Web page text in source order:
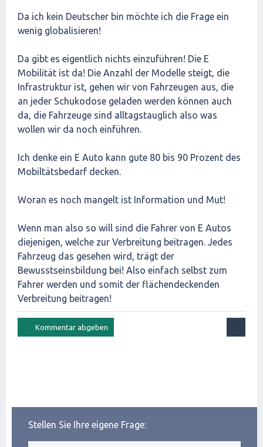
Da ich kein Deutscher bin möchte ich die Frage ein
wenig globalisieren!
Da gibt es eigentlich nichts einzuführen! Die E
Mobilität ist da! Die Anzahl der Modelle steigt, die
Infrastruktur ist, gehen wir von Fahrzeugen aus, die
an jeder Schukodose geladen werden können auch
da, die Fahrzeuge sind alltagstauglich also was
wollen wir da noch einführen.
Ich denke ein E Auto kann gute 80 bis 90 Prozent des
Mobiltätsbedarf decken.
Woran es noch mangelt ist Information und Mut!
Wenn man also so will sind die Fahrer von E Autos
diejenigen, welche zur Verbreitung beitragen. Jedes
Fahrzeug das gesehen wird, trägt der
Bewusstseinsbildung bei! Also einfach selbst zum
Fahrer werden und somit der flächendeckenden
Verbreitung beitragen!
Stellen Sie Ihre eigene Frage: